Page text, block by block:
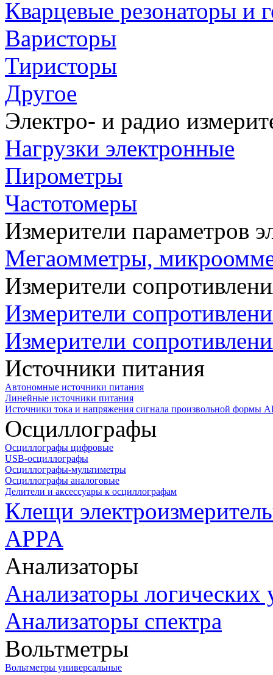
Кварцевые резонаторы и
Варисторы
Тиристоры
Другое
Электро- и радио
Нагрузки электронные
Пирометры
Частотомеры
Измерители параметров
Мегаомметры,
Измерители
Измерители
Измерители
Источники питания
Автономные источники питания
Линейные источники питания
Источники тока и напряжения сигнала произвольной формы
Осциллографы
Осциллографы цифровые
USB-осциллографы
Осциллографы-мультиметры
Осциллографы аналоговые
Делители и аксессуары к осциллографам
Клещи
APPA
Анализаторы
Анализаторы логических
Анализаторы спектра
Вольтметры
Вольтметры универсальные